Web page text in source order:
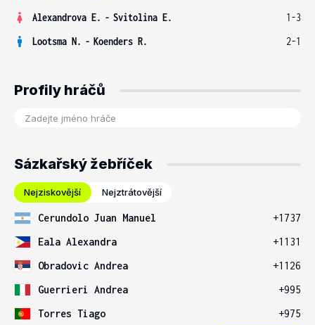
Alexandrova E. - Svitolina E.
1-3
Lootsma N. - Koenders R. 2-1
Profily hráčů
Sázkařský žebříček
Nejziskovější Nejztrátovější
Cerundolo Juan Manuel
+1737
Eala Alexandra
+1131
Obradovic Andrea
+1126
Guerrieri Andrea
+995
Torres Tiago
+975